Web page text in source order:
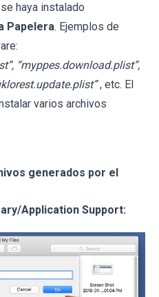
haya instalado
Papelera. Ejemplos de
“myppes.download.plist”,
, etc. El
varios archivos
generados por el
Application Support: